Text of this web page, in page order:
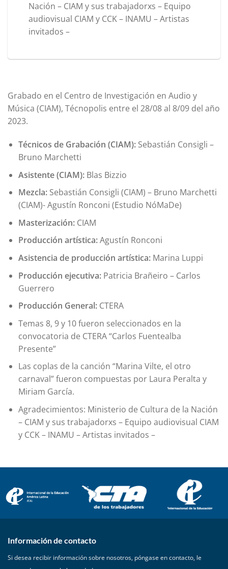
Nación – CIAM y sus trabajadorxs – Equipo
audiovisual CIAM y CCK – INAMU – Artistas
invitados –
Grabado en el Centro de Investigación en Audio y
Música (CIAM), Técnopolis entre el 28/08 al 8/09 del año
2023.
Técnicos de Grabación (CIAM):Sebastián Consigli –
Bruno Marchetti
Asistente (CIAM):Blas Bizzio
Mezcla: Sebastián Consigli (CIAM) – Bruno Marchetti
(CIAM)- Agustín Ronconi (Estudio NóMaDe)
Masterización:CIAM
Producción artística:Agustín Ronconi
Asistencia de producción artística: Marina Luppi
Producción ejecutiva:Patricia Brañeiro – Carlos
Guerrero
Producción General:CTERA
Temas 8, 9 y 10 fueron seleccionados en la
convocatoria de CTERA “Carlos Fuentealba
Presente”
Las coplas de la canción “Marina Vilte, el otro
carnaval” fueron compuestas por Laura Peralta y
Miriam García.
Agradecimientos: Ministerio de Cultura de la Nación
– CIAM y sus trabajadorxs – Equipo audiovisual CIAM
y CCK – INAMU – Artistas invitados –
Información de contacto
Si desea recibir información sobre nosotros, póngase en contacto, le